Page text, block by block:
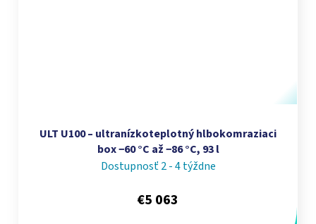
ULT U100 – ultranízkoteplotný hlbokomraziaci
box −60 °C až −86 °C, 93 l
Dostupnosť 2 - 4 týždne
€5 063